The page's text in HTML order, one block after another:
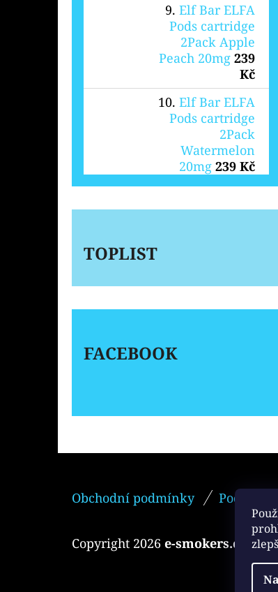
Elf Bar ELFA
Pods cartridge
2Pack Apple
Peach 20mg 239
Kč
Elf Bar ELFA
Pods cartridge
2Pack
Watermelon
20mg 239 Kč
TOPLIST
FACEBOOK
Obchodní podmínky
Copyright 2026 e-smokers.cz .